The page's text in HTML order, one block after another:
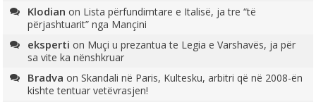
Klodian on Lista përfundimtare e Italisë, ja tre “të
përjashtuarit” nga Mançini
eksperti on Muçi u prezantua te Legia e Varshavës, ja për
sa vite ka nënshkruar
Bradva onSkandali në Paris, Kultesku, arbitri që në 2008-ën
kishte tentuar vetëvrasjen!